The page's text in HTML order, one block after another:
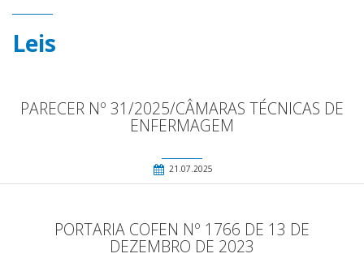
Leis
PARECER Nº 31/2025/CÂMARAS TÉCNICAS DE
ENFERMAGEM
21.07.2025
PORTARIA COFEN Nº 1766 DE 13 DE
DEZEMBRO DE 2023